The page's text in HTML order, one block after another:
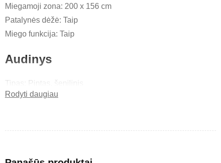
Miegamoji zona: 200 x 156 cm
Patalynės dėžė: Taip
Miego funkcija: Taip
Audinys
Tipas: Pintas, šenilinis
Sudėtis: 100% PES
Rodyti daugiau